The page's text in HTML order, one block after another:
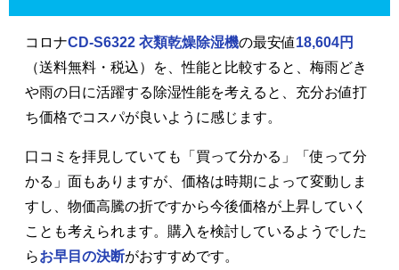
コロナCD-S6322 衣類乾燥除湿機の最安値18,604円
（送料無料・税込）を、性能と比較すると、梅雨どき
や雨の日に活躍する除湿性能を考えると、充分お値打
ち価格でコスパが良いように感じます。
口コミを拝見していても「買って分かる」「使って分
かる」面もありますが、価格は時期によって変動しま
すし、物価高騰の折ですから今後価格が上昇していく
ことも考えられます。購入を検討しているようでした
らお早目の決断がおすすめです。